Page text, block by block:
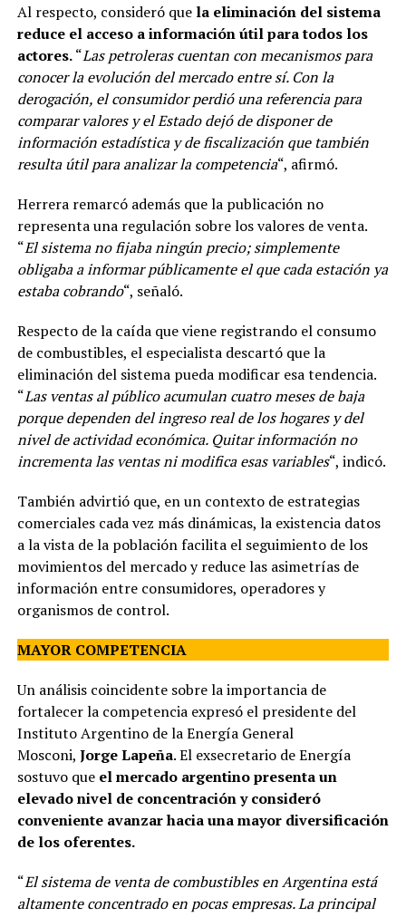
Al respecto, consideró que la eliminación del sistema
reduce el acceso a información útil para todos los
actores.“Las petroleras cuentan con mecanismos para
conocer la evolución del mercado entre sí. Con la
derogación, el consumidor perdió una referencia para
comparar valores y el Estado dejó de disponer de
información estadística y de fiscalización que también
resulta útil para analizar la competencia“, afirmó.
Herrera remarcó además que la publicación no
representa una regulación sobre los valores de venta.
“El sistema no fijaba ningún precio; simplemente
obligaba a informar públicamente el que cada estación ya
estaba cobrando“, señaló.
Respecto de la caída que viene registrando el consumo
de combustibles, el especialista descartó que la
eliminación del sistema pueda modificar esa tendencia.
“Las ventas al público acumulan cuatro meses de baja
porque dependen del ingreso real de los hogares y del
nivel de actividad económica. Quitar información no
incrementa las ventas ni modifica esas variables“, indicó.
También advirtió que, en un contexto de estrategias
comerciales cada vez más dinámicas, la existencia datos
a la vista de la población facilita el seguimiento de los
movimientos del mercado y reduce las asimetrías de
información entre consumidores, operadores y
organismos de control.
MAYOR COMPETENCIA
Un análisis coincidente sobre la importancia de
fortalecer la competencia expresó el presidente del
Instituto Argentino de la Energía General
Mosconi, Jorge Lapeña. El exsecretario de Energía
sostuvo que el mercado argentino presenta un
elevado nivel de concentración y consideró
conveniente avanzar hacia una mayor diversificación
de los oferentes.
“El sistema de venta de combustibles en Argentina está
altamente concentrado en pocas empresas. La principal